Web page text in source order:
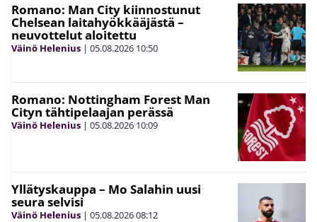
Romano: Man City kiinnostunut
Chelsean laitahyökkääjästä –
neuvottelut aloitettu
Väinö Helenius | 05.08.2026 10:50
Romano: Nottingham Forest Man
Cityn tähtipelaajan perässä
Väinö Helenius | 05.08.2026 10:09
Yllätyskauppa – Mo Salahin uusi
seura selvisi
Väinö Helenius | 05.08.202608:12